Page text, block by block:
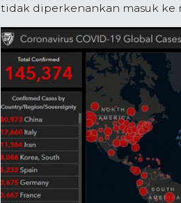
tidak diperkenankan masuk ke